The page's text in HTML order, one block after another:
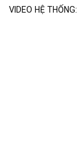
VIDEO HỆ THỐNG: